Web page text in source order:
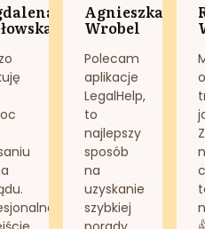
Agnieszka
Wrobel
Polecam
aplikacje
LegalHelp,
to
najlepszy
sposób
na
uzyskanie
szybkiej